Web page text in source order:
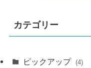
カテゴリー
ピックアップ (4)